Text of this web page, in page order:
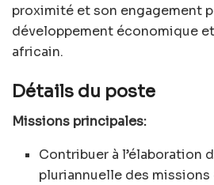
proximité et son engagement
développement économique
africain.
Détails du poste
Missions principales:
Contribuer à l’élaboration
pluriannuelle des missions